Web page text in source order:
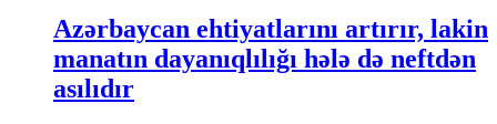
Azərbaycan ehtiyatlarını artırır, lakin
manatın dayanıqlılığı hələ də neftdən
asılıdır